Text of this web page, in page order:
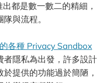
都是數一數二的精細，
與流程。
各種 Privacy Sandbox
者隱私為出發，許多設計
提供的功能過於簡陋，